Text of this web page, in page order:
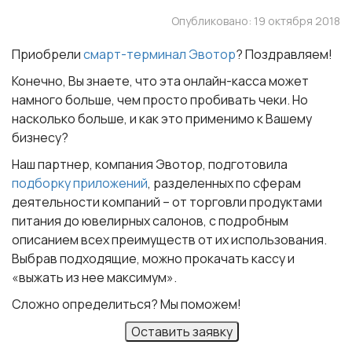
Опубликовано: 19 октября 2018
Приобрелисмарт-терминал Эвотор? Поздравляем!
Конечно, Вы знаете, что эта онлайн-касса может
намного больше, чем просто пробивать чеки. Но
насколько больше, и как это применимо к Вашему
бизнесу?
Наш партнер, компания Эвотор, подготовила
подборку приложений, разделенных по сферам
деятельности компаний – от торговли продуктами
питания до ювелирных салонов, с подробным
описанием всех преимуществ от их использования.
Выбрав подходящие, можно прокачать кассу и
«выжать из нее максимум».
Сложно определиться? Мы поможем!
Оставить заявку